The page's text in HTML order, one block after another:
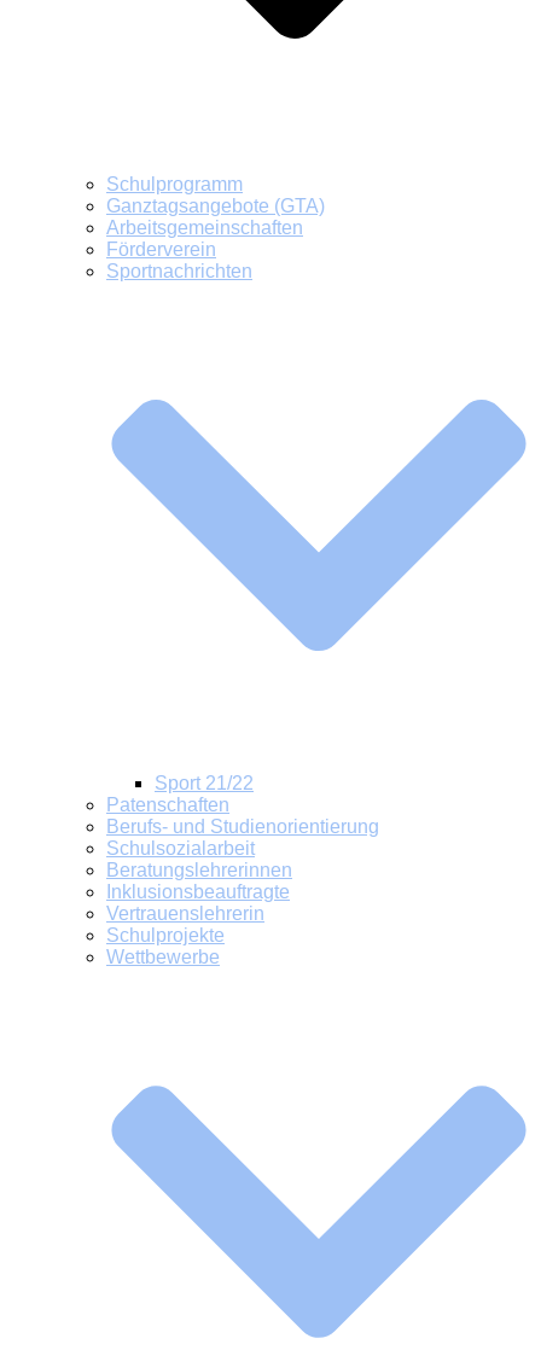
Schulprogramm
Ganztagsangebote (GTA)
Arbeitsgemeinschaften
Förderverein
Sportnachrichten
Sport 21/22
Patenschaften
Berufs- und Studienorientierung
Schulsozialarbeit
Beratungslehrerinnen
Inklusionsbeauftragte
Vertrauenslehrerin
Schulprojekte
Wettbewerbe